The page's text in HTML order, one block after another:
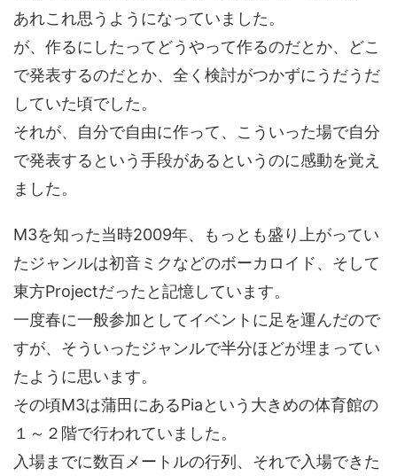
あれこれ思うようになっていました。
が、作るにしたってどうやって作るのだとか、どこ
で発表するのだとか、全く検討がつかずにうだうだ
していた頃でした。
それが、自分で自由に作って、こういった場で自分
で発表するという手段があるというのに感動を覚え
ました。
M3を知った当時2009年、もっとも盛り上がってい
たジャンルは初音ミクなどのボーカロイド、そして
東方Projectだったと記憶しています。
一度春に一般参加としてイベントに足を運んだので
すが、そういったジャンルで半分ほどが埋まってい
たように思います。
その頃M3は蒲田にあるPiaという大きめの体育館の
１～２階で行われていました。
入場までに数百メートルの行列、それで入場できた